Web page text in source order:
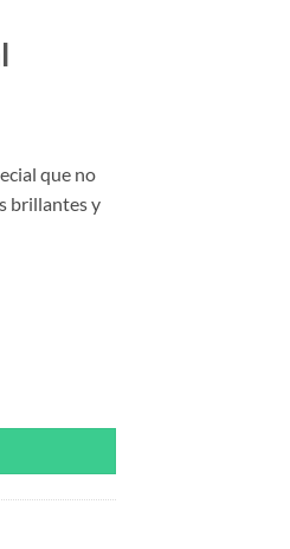
que no
brillantes y